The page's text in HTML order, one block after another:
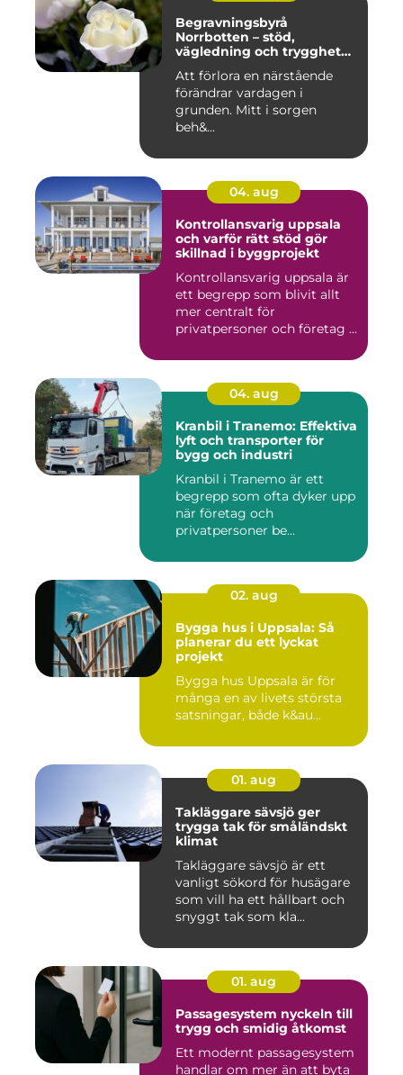
Begravningsbyrå
Norrbotten – stöd,
vägledning och trygghet
Att förlora en närstående
förändrar vardagen i
grunden. Mitt i sorgen
beh&...
04. aug
Kontrollansvarig uppsala
och varför rätt stöd gör
skillnad i byggprojekt
Kontrollansvarig uppsala är
ett begrepp som blivit allt
mer centralt för
privatpersoner och företag ...
04. aug
Kranbil i Tranemo: Effektiva
lyft och transporter för
bygg och industri
Kranbil i Tranemo är ett
begrepp som ofta dyker upp
när företag och
privatpersoner be...
02. aug
Bygga hus i Uppsala: Så
planerar du ett lyckat
projekt
Bygga hus Uppsala är för
många en av livets största
satsningar, både k&au...
01. aug
Takläggare sävsjö ger
trygga tak för småländskt
klimat
Takläggare sävsjö är ett
vanligt sökord för husägare
som vill ha ett hållbart och
snyggt tak som kla...
01. aug
Passagesystem nyckeln till
trygg och smidig åtkomst
Ett modernt passagesystem
handlar om mer än att byta